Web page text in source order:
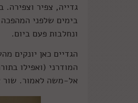
גדייה, צפיר וצפירה.
בימים שלפני
ונחלבות פעם ביום.
הגדיים כאן יונקים
המודרני (ואפילו
אל-משה לאמור. שור